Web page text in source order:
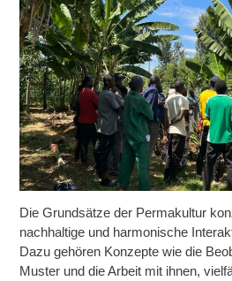
Die Grundsätze der Permakultur
nachhaltige und harmonische
Dazu gehören Konzepte wie die
Muster und die Arbeit mit ihnen,